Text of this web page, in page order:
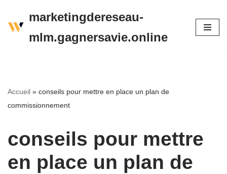
Aller
marketingdereseau-
mlm.gagnersavie.online
Accueil » conseils pour mettre en place un plan de
commissionnement
conseils pour mettre
en place un plan de